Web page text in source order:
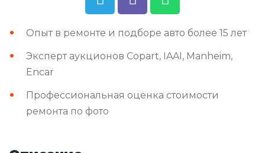
Опыт в ремонте и подборе авто более 15 лет
Эксперт аукционов Copart, IAAI, Manheim,
Encar
Профессиональная оценка стоимости
ремонта по фото